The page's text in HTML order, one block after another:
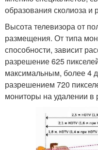
образования сколиоза и
Высота телевизора от
размещения. От типа
способности, зависит
разрешение 625
максимальным, более 4
разрешением 720
мониторы на удалении в